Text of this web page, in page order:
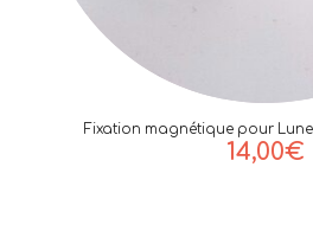
Fixation magnétique pour
14,00€